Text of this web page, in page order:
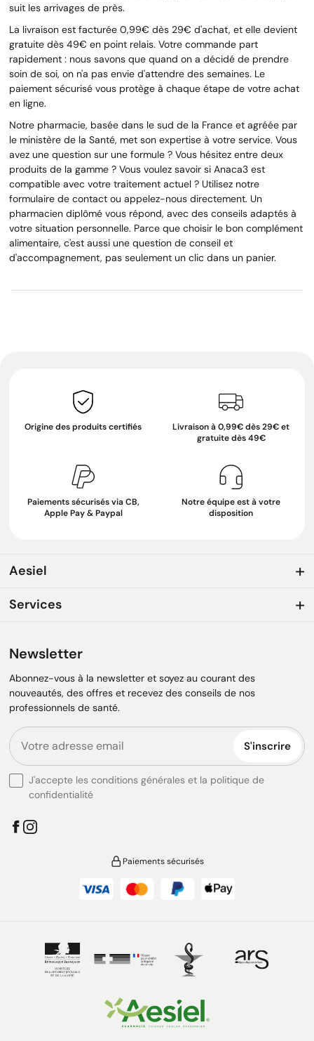
suit les arrivages de près.
La livraison est facturée 0,99€ dès 29€ d'achat, et elle devient
gratuite dès 49€ en point relais. Votre commande part
rapidement : nous savons que quand on a décidé de prendre
soin de soi, on n'a pas envie d'attendre des semaines. Le
paiement sécurisé vous protège à chaque étape de votre achat
en ligne.
Notre pharmacie, basée dans le sud de la France et agréée par
le ministère de la Santé, met son expertise à votre service. Vous
avez une question sur une formule ? Vous hésitez entre deux
produits de la gamme ? Vous voulez savoir si Anaca3 est
compatible avec votre traitement actuel ? Utilisez notre
formulaire de contact ou appelez-nous directement. Un
pharmacien diplômé vous répond, avec des conseils adaptés à
votre situation personnelle. Parce que choisir le bon complément
alimentaire, c'est aussi une question de conseil et
d'accompagnement, pas seulement un clic dans un panier.
Origine des produits certifiés
Livraison à 0,99€ dès 29€ et
gratuite dès 49€
Paiements sécurisés via CB,
Apple Pay & Paypal
Notre équipe est à votre
disposition
Aesiel
Services
Newsletter
Abonnez-vous à la newsletter et soyez au courant des
nouveautés, des offres et recevez des conseils de nos
professionnels de santé.
S'inscrire
J'accepte les conditions générales et la politique de
confidentialité
Paiements sécurisés